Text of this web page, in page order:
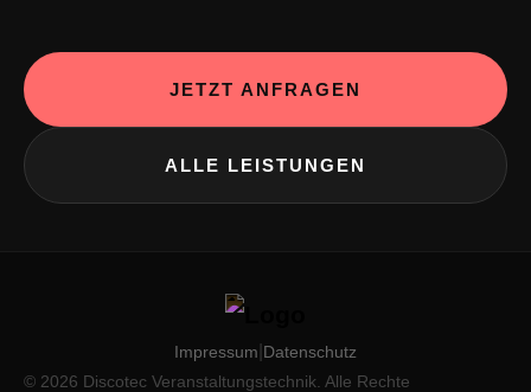
JETZT ANFRAGEN
ALLE LEISTUNGEN
Impressum Datenschutz
© 2026 Discotec Veranstaltungstechnik. Alle Rechte